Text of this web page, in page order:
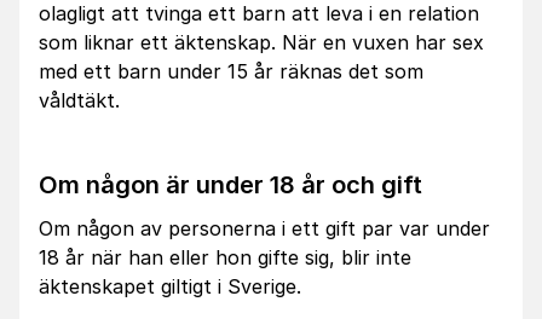
olagligt att tvinga ett barn att leva i en relation
som liknar ett äktenskap. När en vuxen har sex
med ett barn under 15 år räknas det som
våldtäkt.
Om någon är under 18 år och gift
Om någon av personerna i ett gift par var under
18 år när han eller hon gifte sig, blir inte
äktenskapet giltigt i Sverige.